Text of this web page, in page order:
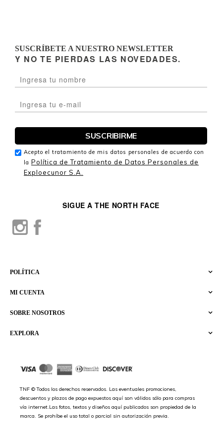
EXPLORA
SOBRE NOSOTROS
MI CUENTA
POLÍTICA
SIGUE A THE NORTH FACE
TNF © Todos los derechos reservados. Las eventuales promociones,
descuentos y plazos de pago expuestos aquí son válidos sólo para compras
vía internet.Las fotos, textos y diseños aquí publicados son propiedad de la
marca. Se prohíbe el uso total o parcial sin autorización previa.
SUSCRÍBETE A NUESTRO NEWSLETTER
Y NO TE PIERDAS LAS NOVEDADES.
Acepto el tratamiento de mis datos personales de acuerdo con
la Política de Tratamiento de Datos Personales de
Exploecunor S.A.